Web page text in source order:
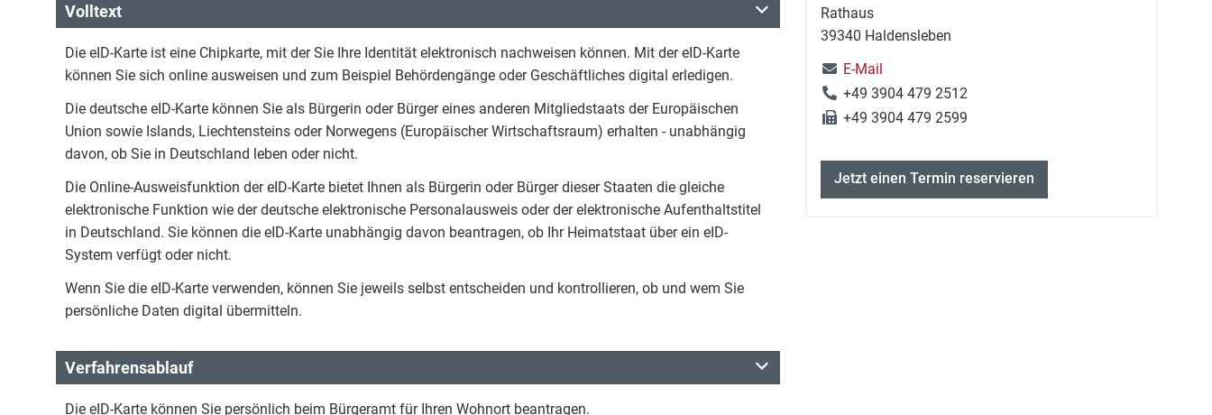
Volltext
Die eID-Karte ist eine Chipkarte, mit der Sie Ihre Identität elektronisch nachweisen können. Mit der eID-Karte
können Sie sich online ausweisen und zum Beispiel Behördengänge oder Geschäftliches digital erledigen.
Die deutsche eID-Karte können Sie als Bürgerin oder Bürger eines anderen Mitgliedstaats der Europäischen
Union sowie Islands, Liechtensteins oder Norwegens (Europäischer Wirtschaftsraum) erhalten - unabhängig
davon, ob Sie in Deutschland leben oder nicht.
Die Online-Ausweisfunktion der eID-Karte bietet Ihnen als Bürgerin oder Bürger dieser Staaten die gleiche
elektronische Funktion wie der deutsche elektronische Personalausweis oder der elektronische Aufenthaltstitel
in Deutschland. Sie können die eID-Karte unabhängig davon beantragen, ob Ihr Heimatstaat über ein eID-
System verfügt oder nicht.
Wenn Sie die eID-Karte verwenden, können Sie jeweils selbst entscheiden und kontrollieren, ob und wem Sie
persönliche Daten digital übermitteln.
Verfahrensablauf
Die eID-Karte können Sie persönlich beim Bürgeramt für Ihren Wohnort beantragen.
Rathaus
39340 Haldensleben
E-Mail
+49 3904 479 2512
+49 3904 479 2599
Jetzt einen Termin reservieren